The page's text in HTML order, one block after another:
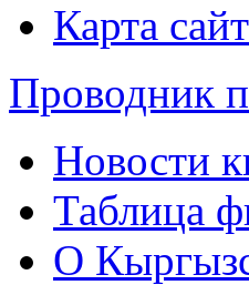
Карта
Проводник
Новости
Таблица
О